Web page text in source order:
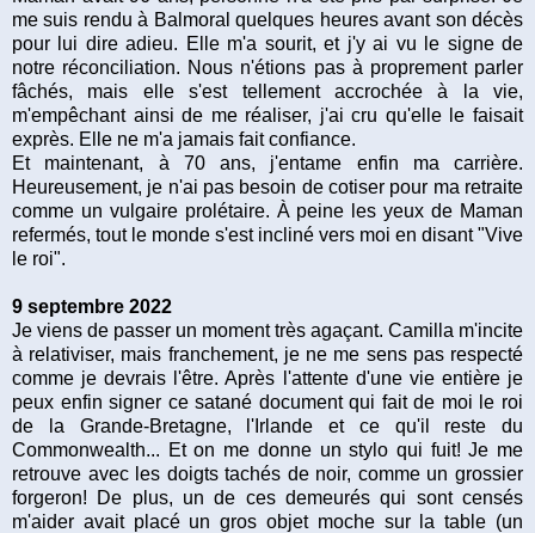
me suis rendu à Balmoral quelques heures avant son décès
pour lui dire adieu. Elle m'a sourit, et j'y ai vu le signe de
notre réconciliation. Nous n'étions pas à proprement parler
fâchés, mais elle s'est tellement accrochée à la vie,
m'empêchant ainsi de me réaliser, j'ai cru qu'elle le faisait
exprès. Elle ne m'a jamais fait confiance.
Et maintenant, à 70 ans, j'entame enfin ma carrière.
Heureusement, je n'ai pas besoin de cotiser pour ma retraite
comme un vulgaire prolétaire. À peine les yeux de Maman
refermés, tout le monde s'est incliné vers moi en disant "Vive
le roi".
9 septembre 2022
Je viens de passer un moment très agaçant. Camilla m'incite
à relativiser, mais franchement, je ne me sens pas respecté
comme je devrais l'être. Après l'attente d'une vie entière je
peux enfin signer ce satané document qui fait de moi le roi
de la Grande-Bretagne, l'Irlande et ce qu'il reste du
Commonwealth... Et on me donne un stylo qui fuit! Je me
retrouve avec les doigts tachés de noir, comme un grossier
forgeron! De plus, un de ces demeurés qui sont censés
m'aider avait placé un gros objet moche sur la table (un